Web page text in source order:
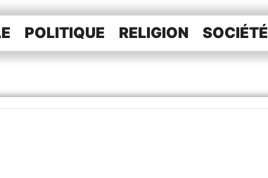
POLITIQUE RELIGION SOCIÉTÉ